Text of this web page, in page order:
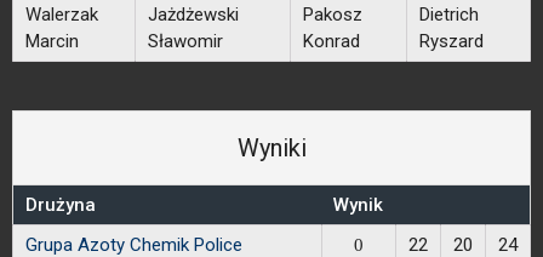
Walerzak
Marcin
Jażdżewski
Sławomir
Pakosz
Konrad
Dietrich
Ryszard
Wyniki
Drużyna
Wynik
Grupa Azoty Chemik Police
0 22 20
24